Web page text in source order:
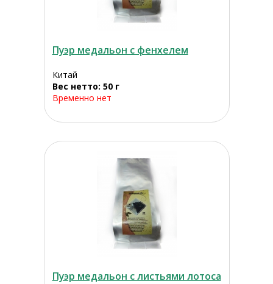
Пуэр медальон с фенхелем
Китай
Вес нетто: 50 г
Временно нет
Пуэр медальон с листьями лотоса